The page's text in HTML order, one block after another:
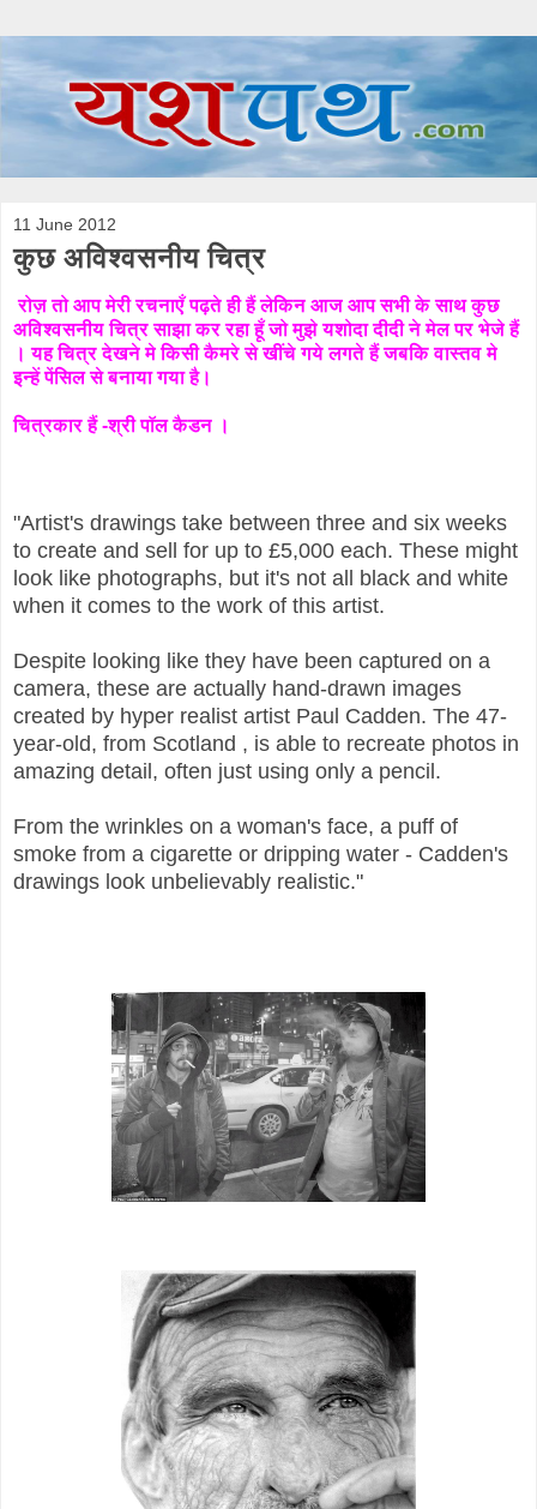
11 June 2012
कुछ अविश्वसनीय चित्र
रोज़ तो आप मेरी रचनाएँ पढ़ते ही हैं लेकिन आज आप सभी के साथ कुछ
अविश्वसनीय चित्र साझा कर रहा हूँ जो मुझे यशोदा दीदी ने मेल पर भेजे हैं
। यह चित्र देखने मे किसी कैमरे से खींचे गये लगते हैं जबकि वास्तव मे
इन्हें पेंसिल से बनाया गया है।
चित्रकार हैं -श्री पॉल कैडन ।
"Artist's drawings take between three and six weeks
to create and sell for up to £5,000 each. These might
look like photographs, but it's not all black and white
when it comes to the work of this artist.
Despite looking like they have been captured on a
camera, these are actually hand-drawn images
created by hyper realist artist Paul Cadden. The 47-
year-old, from Scotland , is able to recreate photos in
amazing detail, often just using only a pencil.
From the wrinkles on a woman's face, a puff of
smoke from a cigarette or dripping water - Cadden's
drawings look unbelievably realistic."